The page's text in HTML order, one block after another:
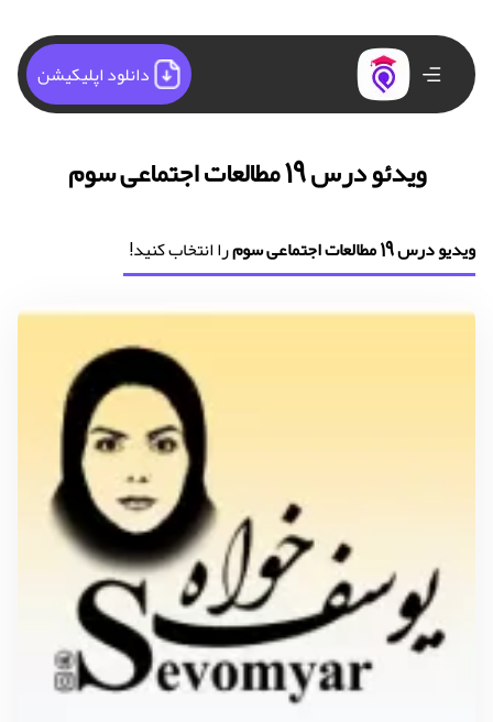
دانلود اپلیکیشن
ویدئو درس 19 مطالعات اجتماعی سوم
ویدیو درس 19 مطالعات اجتماعی سوم را انتخاب کنید!